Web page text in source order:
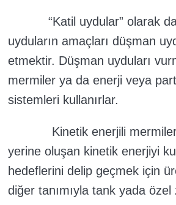
“Katil uydular” olarak
uyduların amaçları düşman
etmektir. Düşman uyduları
mermiler ya da enerji veya
sistemleri kullanırlar.
Kinetik enerjili mermiler
yerine oluşan kinetik enerjiyi
hedeflerini delip geçmek için
diğer tanımıyla tank yada özel